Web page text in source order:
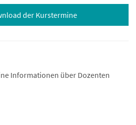
der Kurstermine
Informationen über Dozenten